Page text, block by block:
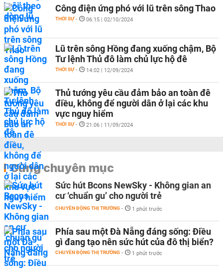
Công điện ứng phó với lũ trên sông Thao
THỜI SỰ - 06:15 | 02/10/2024
Lũ trên sông Hồng đang xuống chậm, Bộ
Tư lệnh Thủ đô làm chủ lực hộ đê
THỜI SỰ - 14:02 | 12/09/2024
Thủ tướng yêu cầu đảm bảo an toàn đê
điều, không để người dân ở lại các khu
vực nguy hiểm
THỜI SỰ - 21:06 | 11/09/2024
Cùng chuyên mục
Sức hút Bcons NewSky - Không gian an
cư ‘chuẩn gu’ cho người trẻ
CHUYỂN ĐỘNG THỊ TRƯỜNG - 1 phút trước
Phía sau một Đà Nẵng đáng sống: Điều
gì đang tạo nên sức hút của đô thị biển?
CHUYỂN ĐỘNG THỊ TRƯỜNG - 1 phút trước